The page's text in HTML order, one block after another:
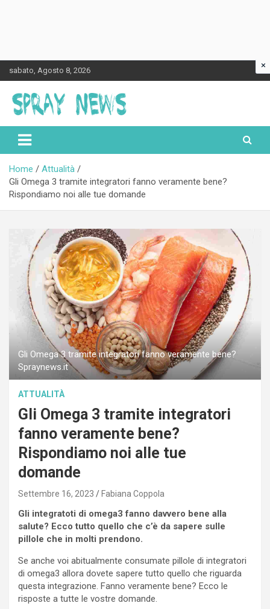
to
content
sabato, Agosto 8, 2026
Spraynews.it
Home
Attualità
Gli Omega 3 tramite integratori fanno veramente bene?
Rispondiamo noi alle tue domande
Gli Omega 3 tramite integratori fanno veramente bene?
Spraynews.it
ATTUALITÀ
Gli Omega 3 tramite integratori
fanno veramente bene?
Rispondiamo noi alle tue
domande
Settembre 16, 2023 Fabiana Coppola
Gli integratoti di omega3 fanno davvero bene alla
salute? Ecco tutto quello che c’è da sapere sulle
pillole che in molti prendono.
Se anche voi abitualmente consumate pillole di integratori
di omega3 allora dovete sapere tutto quello che riguarda
questa integrazione. Fanno veramente bene? Ecco le
risposte a tutte le vostre domande.
×